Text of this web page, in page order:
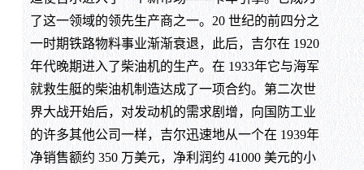
了这一领域的领先生产商之一。20 世纪的前四分之
一时期铁路物料事业渐渐衰退，此后，吉尔在 1920
年代晚期进入了柴油机的生产。在 1933年它与海军
就救生艇的柴油机制造达成了一项合约。第二次世
界大战开始后，对发动机的需求剧增，向国防工业
的许多其他公司一样，吉尔迅速地从一个在 1939年
净销售额约 350 万美元，净利润约 41000 美元的小